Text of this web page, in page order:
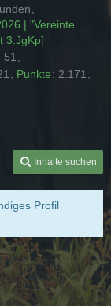
| "Vereinte
3.JgKp]
51
Punkte
2.171
Inhalte suchen
Profil